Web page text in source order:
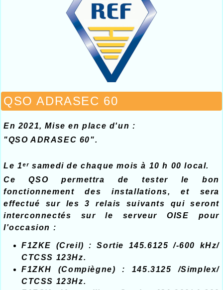
QSO ADRASEC 60
En 2021, Mise en place d'un :
"QSO ADRASEC 60".
Le 1ᵉʳ samedi de chaque mois à 10 h 00 local.
Ce QSO permettra de tester le bon
fonctionnement des installations, et sera
effectué sur les 3 relais suivants qui seront
interconnectés sur le serveur OISE pour
l'occasion :
F1ZKE (Creil) : Sortie 145.6125 /-600 kHz/
CTCSS 123Hz.
F1ZKH (Compiègne) : 145.3125 /Simplex/
CTCSS 123Hz.